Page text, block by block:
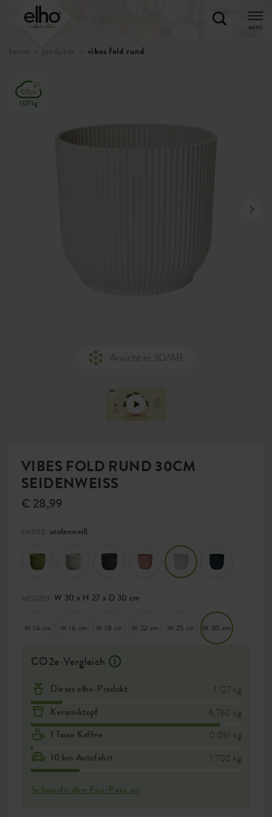
MENÜ
home produkte vibes fold rund
VIBES FOLD RUND 30CM
SEIDENWEISS
€ 28,99
FARBE: seidenweiß
MESSEN: W 30 x H 27 x D 30 cm
W 14 cm W 16 cm W 18 cm W 22 cm W 25 cm W 30 cm
CO2e-Vergleich
Dieses elho-Produkt 1,127 kg
Keramiktopf 6,760 kg
1 Tasse Kaffee 0,051 kg
10 km Autofahrt 1,700 kg
Schau dir den Eco-Pass an
1,127kg
Ansicht in 3D/AR